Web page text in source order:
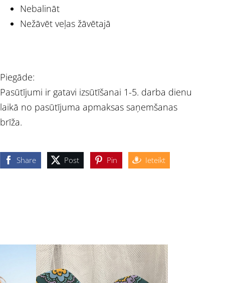
Nebalināt
Nežāvēt veļas žāvētajā
Piegāde:
Pasūtījumi ir gatavi izsūtīšanai 1-5. darba dienu
laikā no pasūtījuma apmaksas saņemšanas
brīža.
Share Post Pin Ieteikt